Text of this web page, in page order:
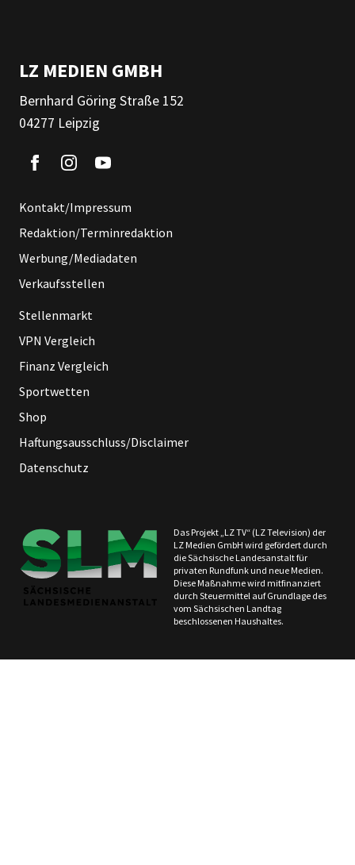
LZ MEDIEN GMBH
Bernhard Göring Straße 152
04277 Leipzig
Kontakt/Impressum
Redaktion/Terminredaktion
Werbung/Mediadaten
Verkaufsstellen
Stellenmarkt
VPN Vergleich
Finanz Vergleich
Sportwetten
Shop
Haftungsausschluss/Disclaimer
Datenschutz
Das Projekt „LZ TV“ (LZ Television) der
LZ Medien GmbH wird gefördert durch
die Sächsische Landesanstalt für
privaten Rundfunk und neue Medien.
Diese Maßnahme wird mitfinanziert
durch Steuermittel auf Grundlage des
vom Sächsischen Landtag
beschlossenen Haushaltes.